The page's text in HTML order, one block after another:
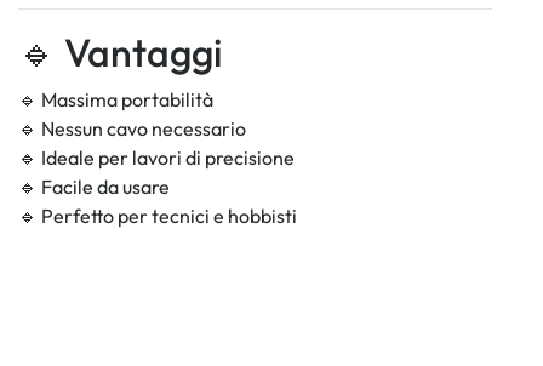
🔹 Vantaggi
🔹 Massima portabilità
🔹 Nessun cavo necessario
🔹 Ideale per lavori di precisione
🔹 Facile da usare
🔹 Perfetto per tecnici e hobbisti